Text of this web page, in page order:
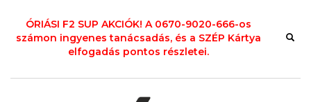
ÓRIÁSI F2 SUP AKCIÓK! A 0670-9020-666-os
számon ingyenes tanácsadás, és a SZÉP Kártya
elfogadás pontos részletei.